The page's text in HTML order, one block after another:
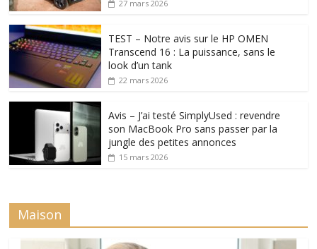
27 mars 2026
TEST – Notre avis sur le HP OMEN
Transcend 16 : La puissance, sans le
look d’un tank
22 mars 2026
Avis – J’ai testé SimplyUsed : revendre
son MacBook Pro sans passer par la
jungle des petites annonces
15 mars 2026
Maison